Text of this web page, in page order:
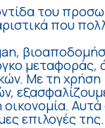
του
που
μεταφοράς,
Με τη χρήση
επιλογές της.